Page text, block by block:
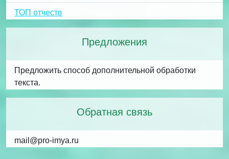
ТОП отчеств
Предложения
Предложить способ дополнительной обработки
текста.
Обратная связь
mail@pro-imya.ru